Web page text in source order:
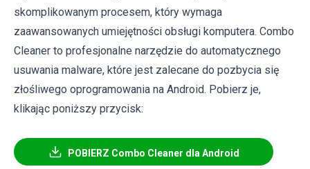
skomplikowanym procesem, który wymaga
zaawansowanych umiejętności obsługi komputera. Combo
Cleaner to profesjonalne narzędzie do automatycznego
usuwania malware, które jest zalecane do pozbycia się
złośliwego oprogramowania na Android. Pobierz je,
klikając poniższy przycisk:
POBIERZ Combo Cleaner dla Android